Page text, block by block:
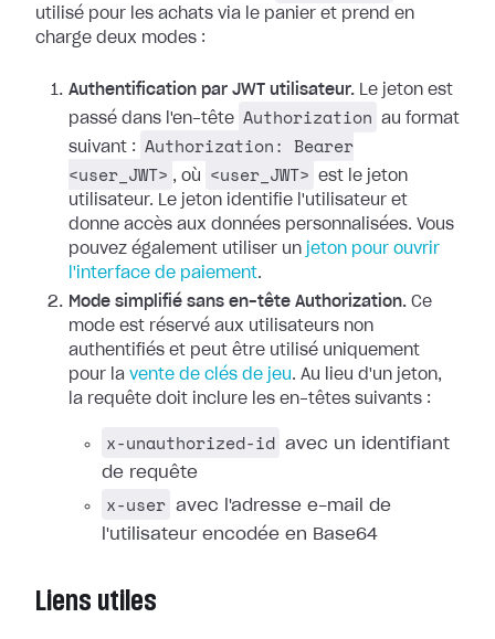
utilisé pour les achats via le panier et prend en
charge deux modes :
Authentification par JWT utilisateur. Le jeton est
passé dans l'en-tête Authorization
au format
suivant :
Authorization: Bearer
<user_JWT> , où <user_JWT>
est le jeton
utilisateur. Le jeton identifie l'utilisateur et
donne accès aux données personnalisées. Vous
pouvez également utiliser un jeton pour ouvrir
l'interface de paiement.
Mode simplifié sans en-tête Authorization. Ce
mode est réservé aux utilisateurs non
authentifiés et peut être utilisé uniquement
pour la vente de clés de jeu . Au lieu d'un jeton,
la requête doit inclure les en-têtes suivants :
x-unauthorized-id avec un identifiant
de requête
x-user avec l'adresse e-mail de
l'utilisateur encodée en Base64
Liens utiles